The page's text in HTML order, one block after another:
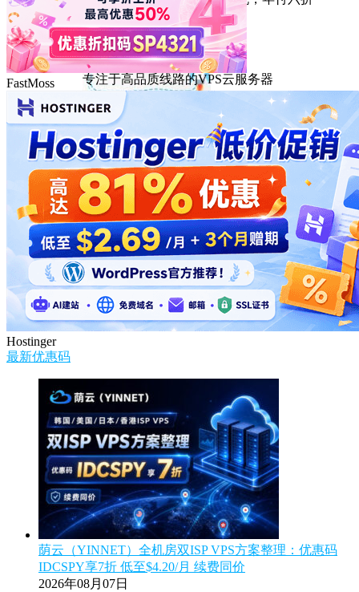
DMIT
专注于高品质线路的VPS云服务器
FastMoss
Hostinger
最新优惠码
荫云（YINNET）全机房双ISP VPS方案整理：优惠码
IDCSPY享7折 低至$4.20/月 续费同价
2026年08月07日